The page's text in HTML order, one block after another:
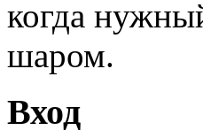
когда
шаром.
Вход